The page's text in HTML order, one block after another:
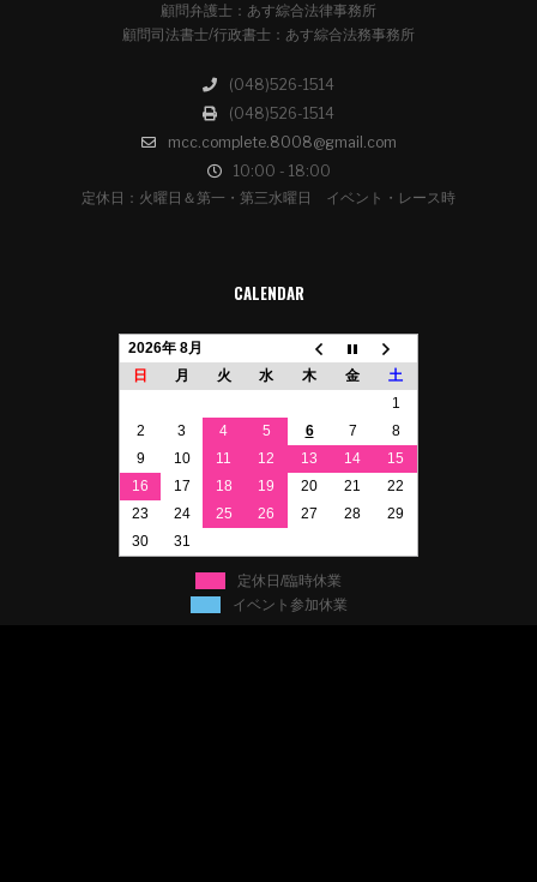
顧問弁護士：あす綜合法律事務所
顧問司法書士/行政書士：あす綜合法務事務所
(048)526-1514
(048)526-1514
mcc.complete.8008@gmail.com
10:00 - 18:00
定休日：火曜日＆第一・第三水曜日 イベント・レース時
CALENDAR
2026年 8月
日
月 火 水 木 金
土
1
2
3 4 5 6 7
8
9
10 11 12 13 14
15
16
17 18 19 20 21
22
23
24 25 26 27 28
29
30
31
定休日/臨時休業
イベント参加休業